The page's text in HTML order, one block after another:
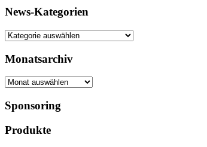
News-Kategorien
News-
Monatsarchiv
Monatsarchiv
Sponsoring
Produkte